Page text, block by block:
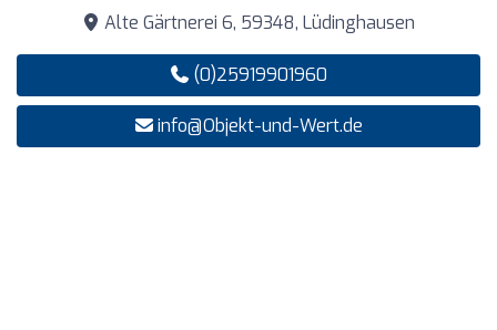
Alte Gärtnerei 6, 59348, Lüdinghausen
(0)25919901960
info@Objekt-und-Wert.de